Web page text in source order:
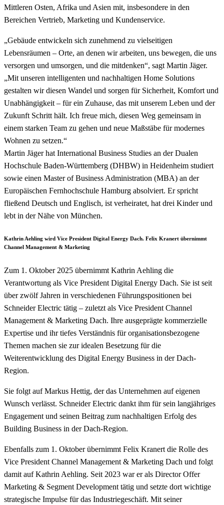
Mittleren Osten, Afrika und Asien mit, insbesondere in den
Bereichen Vertrieb, Marketing und Kundenservice.
„Gebäude entwickeln sich zunehmend zu vielseitigen
Lebensräumen – Orte, an denen wir arbeiten, uns bewegen, die uns
versorgen und umsorgen, und die mitdenken“, sagt Martin Jäger.
„Mit unseren intelligenten und nachhaltigen Home Solutions
gestalten wir diesen Wandel und sorgen für Sicherheit, Komfort und
Unabhängigkeit – für ein Zuhause, das mit unserem Leben und der
Zukunft Schritt hält. Ich freue mich, diesen Weg gemeinsam in
einem starken Team zu gehen und neue Maßstäbe für modernes
Wohnen zu setzen.“
Martin Jäger hat International Business Studies an der Dualen
Hochschule Baden-Württemberg (DHBW) in Heidenheim studiert
sowie einen Master of Business Administration (MBA) an der
Europäischen Fernhochschule Hamburg absolviert. Er spricht
fließend Deutsch und Englisch, ist verheiratet, hat drei Kinder und
lebt in der Nähe von München.
Kathrin Aehling wird Vice President Digital Energy Dach. Felix Kranert übernimmt
Channel Management & Marketing
Zum 1. Oktober 2025 übernimmt Kathrin Aehling die
Verantwortung als Vice President Digital Energy Dach. Sie ist seit
über zwölf Jahren in verschiedenen Führungspositionen bei
Schneider Electric tätig – zuletzt als Vice President Channel
Management & Marketing Dach. Ihre ausgeprägte kommerzielle
Expertise und ihr tiefes Verständnis für organisationsbezogene
Themen machen sie zur idealen Besetzung für die
Weiterentwicklung des Digital Energy Business in der Dach-
Region.
Sie folgt auf Markus Hettig, der das Unternehmen auf eigenen
Wunsch verlässt. Schneider Electric dankt ihm für sein langjähriges
Engagement und seinen Beitrag zum nachhaltigen Erfolg des
Building Business in der Dach-Region.
Ebenfalls zum 1. Oktober übernimmt Felix Kranert die Rolle des
Vice President Channel Management & Marketing Dach und folgt
damit auf Kathrin Aehling. Seit 2023 war er als Director Offer
Marketing & Segment Development tätig und setzte dort wichtige
strategische Impulse für das Industriegeschäft. Mit seiner